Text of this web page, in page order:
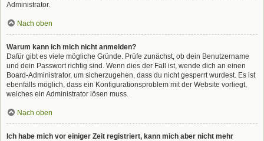
Administrator.
Nach oben
Warum kann ich mich nicht anmelden?
Dafür gibt es viele mögliche Gründe. Prüfe zunächst, ob dein Benutzername
und dein Passwort richtig sind. Wenn dies der Fall ist, wende dich an einen
Board-Administrator, um sicherzugehen, dass du nicht gesperrt wurdest. Es ist
ebenfalls möglich, dass ein Konfigurationsproblem mit der Website vorliegt,
welches ein Administrator lösen muss.
Nach oben
Ich habe mich vor einiger Zeit registriert, kann mich aber nicht mehr